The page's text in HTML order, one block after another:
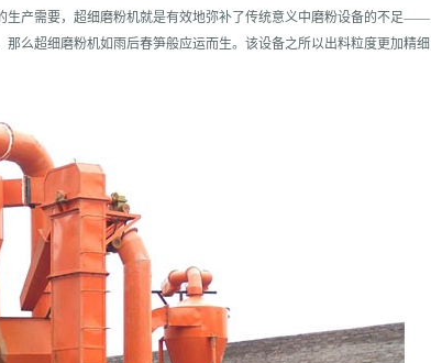
生产需要，超细磨粉机就是有效地弥补了传统意义中磨粉设备的不足——
么超细磨粉机如雨后春笋般应运而生。该设备之所以出料粒度更加精细